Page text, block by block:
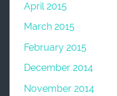
April 2015
March 2015
February 2015
December 2014
November 2014